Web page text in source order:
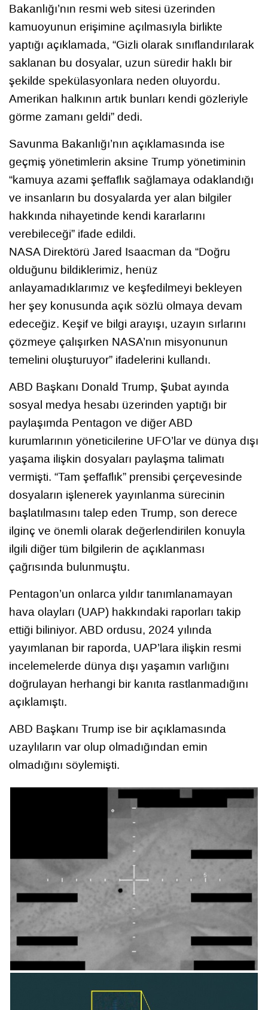
Bakanlığı’nın resmi web sitesi üzerinden
kamuoyunun erişimine açılmasıyla birlikte
yaptığı açıklamada, “Gizli olarak sınıflandırılarak
saklanan bu dosyalar, uzun süredir haklı bir
şekilde spekülasyonlara neden oluyordu.
Amerikan halkının artık bunları kendi gözleriyle
görme zamanı geldi” dedi.
Savunma Bakanlığı’nın açıklamasında ise
geçmiş yönetimlerin aksine Trump yönetiminin
“kamuya azami şeffaflık sağlamaya odaklandığı
ve insanların bu dosyalarda yer alan bilgiler
hakkında nihayetinde kendi kararlarını
verebileceği” ifade edildi.
NASA Direktörü Jared Isaacman da “Doğru
olduğunu bildiklerimiz, henüz
anlayamadıklarımız ve keşfedilmeyi bekleyen
her şey konusunda açık sözlü olmaya devam
edeceğiz. Keşif ve bilgi arayışı, uzayın sırlarını
çözmeye çalışırken NASA’nın misyonunun
temelini oluşturuyor” ifadelerini kullandı.
ABD Başkanı Donald Trump, Şubat ayında
sosyal medya hesabı üzerinden yaptığı bir
paylaşımda Pentagon ve diğer ABD
kurumlarının yöneticilerine UFO’lar ve dünya dışı
yaşama ilişkin dosyaları paylaşma talimatı
vermişti. “Tam şeffaflık” prensibi çerçevesinde
dosyaların işlenerek yayınlanma sürecinin
başlatılmasını talep eden Trump, son derece
ilginç ve önemli olarak değerlendirilen konuyla
ilgili diğer tüm bilgilerin de açıklanması
çağrısında bulunmuştu.
Pentagon’un onlarca yıldır tanımlanamayan
hava olayları (UAP) hakkındaki raporları takip
ettiği biliniyor. ABD ordusu, 2024 yılında
yayımlanan bir raporda, UAP’lara ilişkin resmi
incelemelerde dünya dışı yaşamın varlığını
doğrulayan herhangi bir kanıta rastlanmadığını
açıklamıştı.
ABD Başkanı Trump ise bir açıklamasında
uzaylıların var olup olmadığından emin
olmadığını söylemişti.